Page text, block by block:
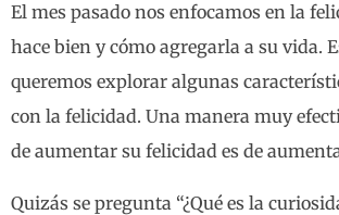
El mes pasado nos enfocamos en la
hace bien y cómo agregarla a su vida.
queremos explorar algunas
con la felicidad. Una manera muy
de aumentar su felicidad es de
Quizás se pregunta “¿Qué es la